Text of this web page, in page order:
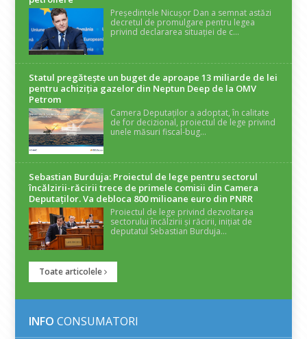
Președintele Nicușor Dan a semnat astăzi
decretul de promulgare pentru legea
privind declararea situației de c...
Statul pregătește un buget de aproape 13 miliarde de lei
pentru achiziția gazelor din Neptun Deep de la OMV
Petrom
Camera Deputaților a adoptat, în calitate
de for decizional, proiectul de lege privind
unele măsuri fiscal-bug...
Sebastian Burduja: Proiectul de lege pentru sectorul
încălzirii-răcirii trece de primele comisii din Camera
Deputaților. Va debloca 800 milioane euro din PNRR
Proiectul de lege privind dezvoltarea
sectorului încălzirii și răcirii, inițiat de
deputatul Sebastian Burduja...
Toate articolele
INFO CONSUMATORI